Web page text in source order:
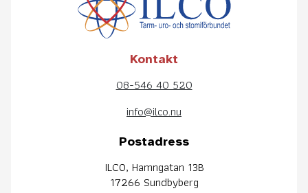
Kontakt
08-546 40 520
info@ilco.nu
Postadress
ILCO, Hamngatan 13B
17266 Sundbyberg